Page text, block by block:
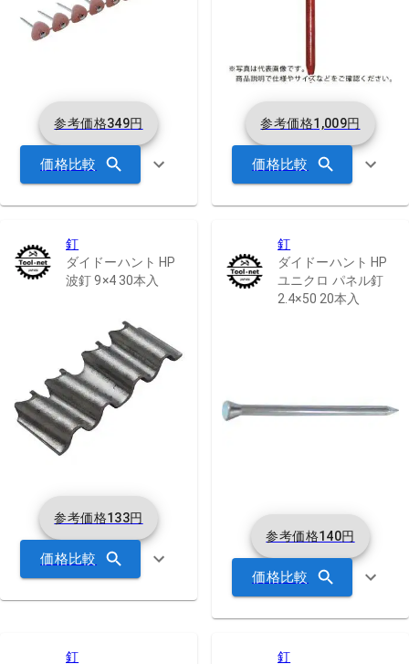
参考価格349円
価格比較
参考価格1,009円
価格比較
釘
ダイドーハント HP
波釘 9×4 30本入
参考価格133円
価格比較
釘
ダイドーハント HP
ユニクロ パネル釘
2.4×50 20本入
参考価格140円
価格比較
釘 釘